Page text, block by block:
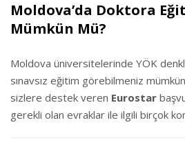
Moldova’da Doktora
Mümkün Mü?
Moldova üniversitelerinde YÖK
sınavsız eğitim görebilmeniz
sizlere destek veren Eurostar
gerekli olan evraklar ile ilgili birçok